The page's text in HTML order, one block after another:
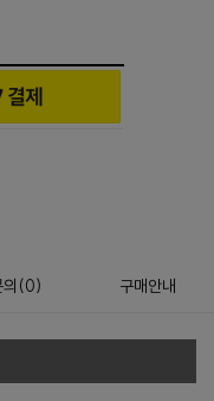
(0) 구매안내